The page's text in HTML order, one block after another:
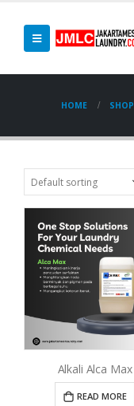
HOME SHOP
Alkali Alca Max
READ MORE